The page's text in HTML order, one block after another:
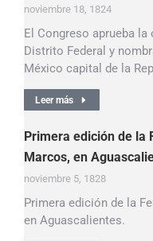
noviembre 18, 1824
El Congreso aprueba la
Distrito Federal y
México capital de la
Leer más
Primera edición de la
Marcos, en
noviembre 5, 1828
Primera edición de la
en Aguascalientes.